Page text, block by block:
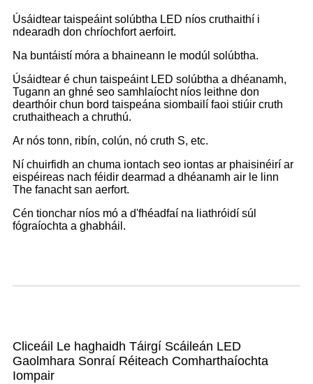
Úsáidtear taispeáint solúbtha LED níos cruthaithí i
ndearadh don chríochfort aerfoirt.
Na buntáistí móra a bhaineann le modúl solúbtha.
Úsáidtear é chun taispeáint LED solúbtha a dhéanamh,
Tugann an ghné seo samhlaíocht níos leithne don
dearthóir chun bord taispeána siombailí faoi stiúir cruth
cruthaitheach a chruthú.
Ar nós tonn, ribín, colún, nó cruth S, etc.
Ní chuirfidh an chuma iontach seo iontas ar phaisinéirí ar
eispéireas nach féidir dearmad a dhéanamh air le linn
The fanacht san aerfort.
Cén tionchar níos mó a d'fhéadfaí na liathróidí súl
fógraíochta a ghabháil.
Cliceáil Le haghaidh Táirgí Scáileán LED
Gaolmhara Sonraí Réiteach Comharthaíochta
Iompair